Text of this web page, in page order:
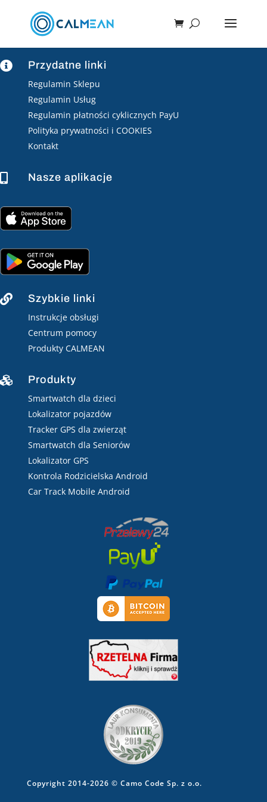
 Przydatne linki
Regulamin Sklepu
Regulamin Usług
Regulamin płatności cyklicznych PayU
Polityka prywatności i COOKIES
Kontakt
 Nasze aplikacje
 Szybkie linki
Instrukcje obsługi
Centrum pomocy
Produkty CALMEAN
 Produkty
Smartwatch dla dzieci
Lokalizator pojazdów
Tracker GPS dla zwierząt
Smartwatch dla Seniorów
Lokalizator GPS
Kontrola Rodzicielska Android
Car Track Mobile Android
Copyright 2014-2026 © Camo Code Sp. z o.o.